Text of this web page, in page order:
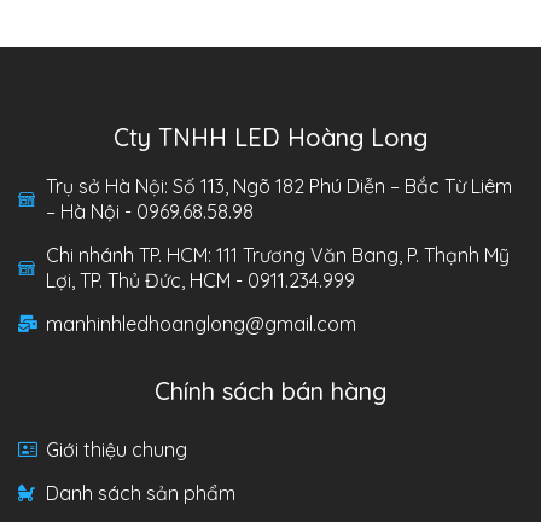
Cty TNHH LED Hoàng Long
Trụ sở Hà Nội: Số 113, Ngõ 182 Phú Diễn – Bắc Từ Liêm
– Hà Nội - 0969.68.58.98
Chi nhánh TP. HCM: 111 Trương Văn Bang, P. Thạnh Mỹ
Lợi, TP. Thủ Đức, HCM - 0911.234.999
manhinhledhoanglong@gmail.com
Chính sách bán hàng
Giới thiệu chung
Danh sách sản phẩm